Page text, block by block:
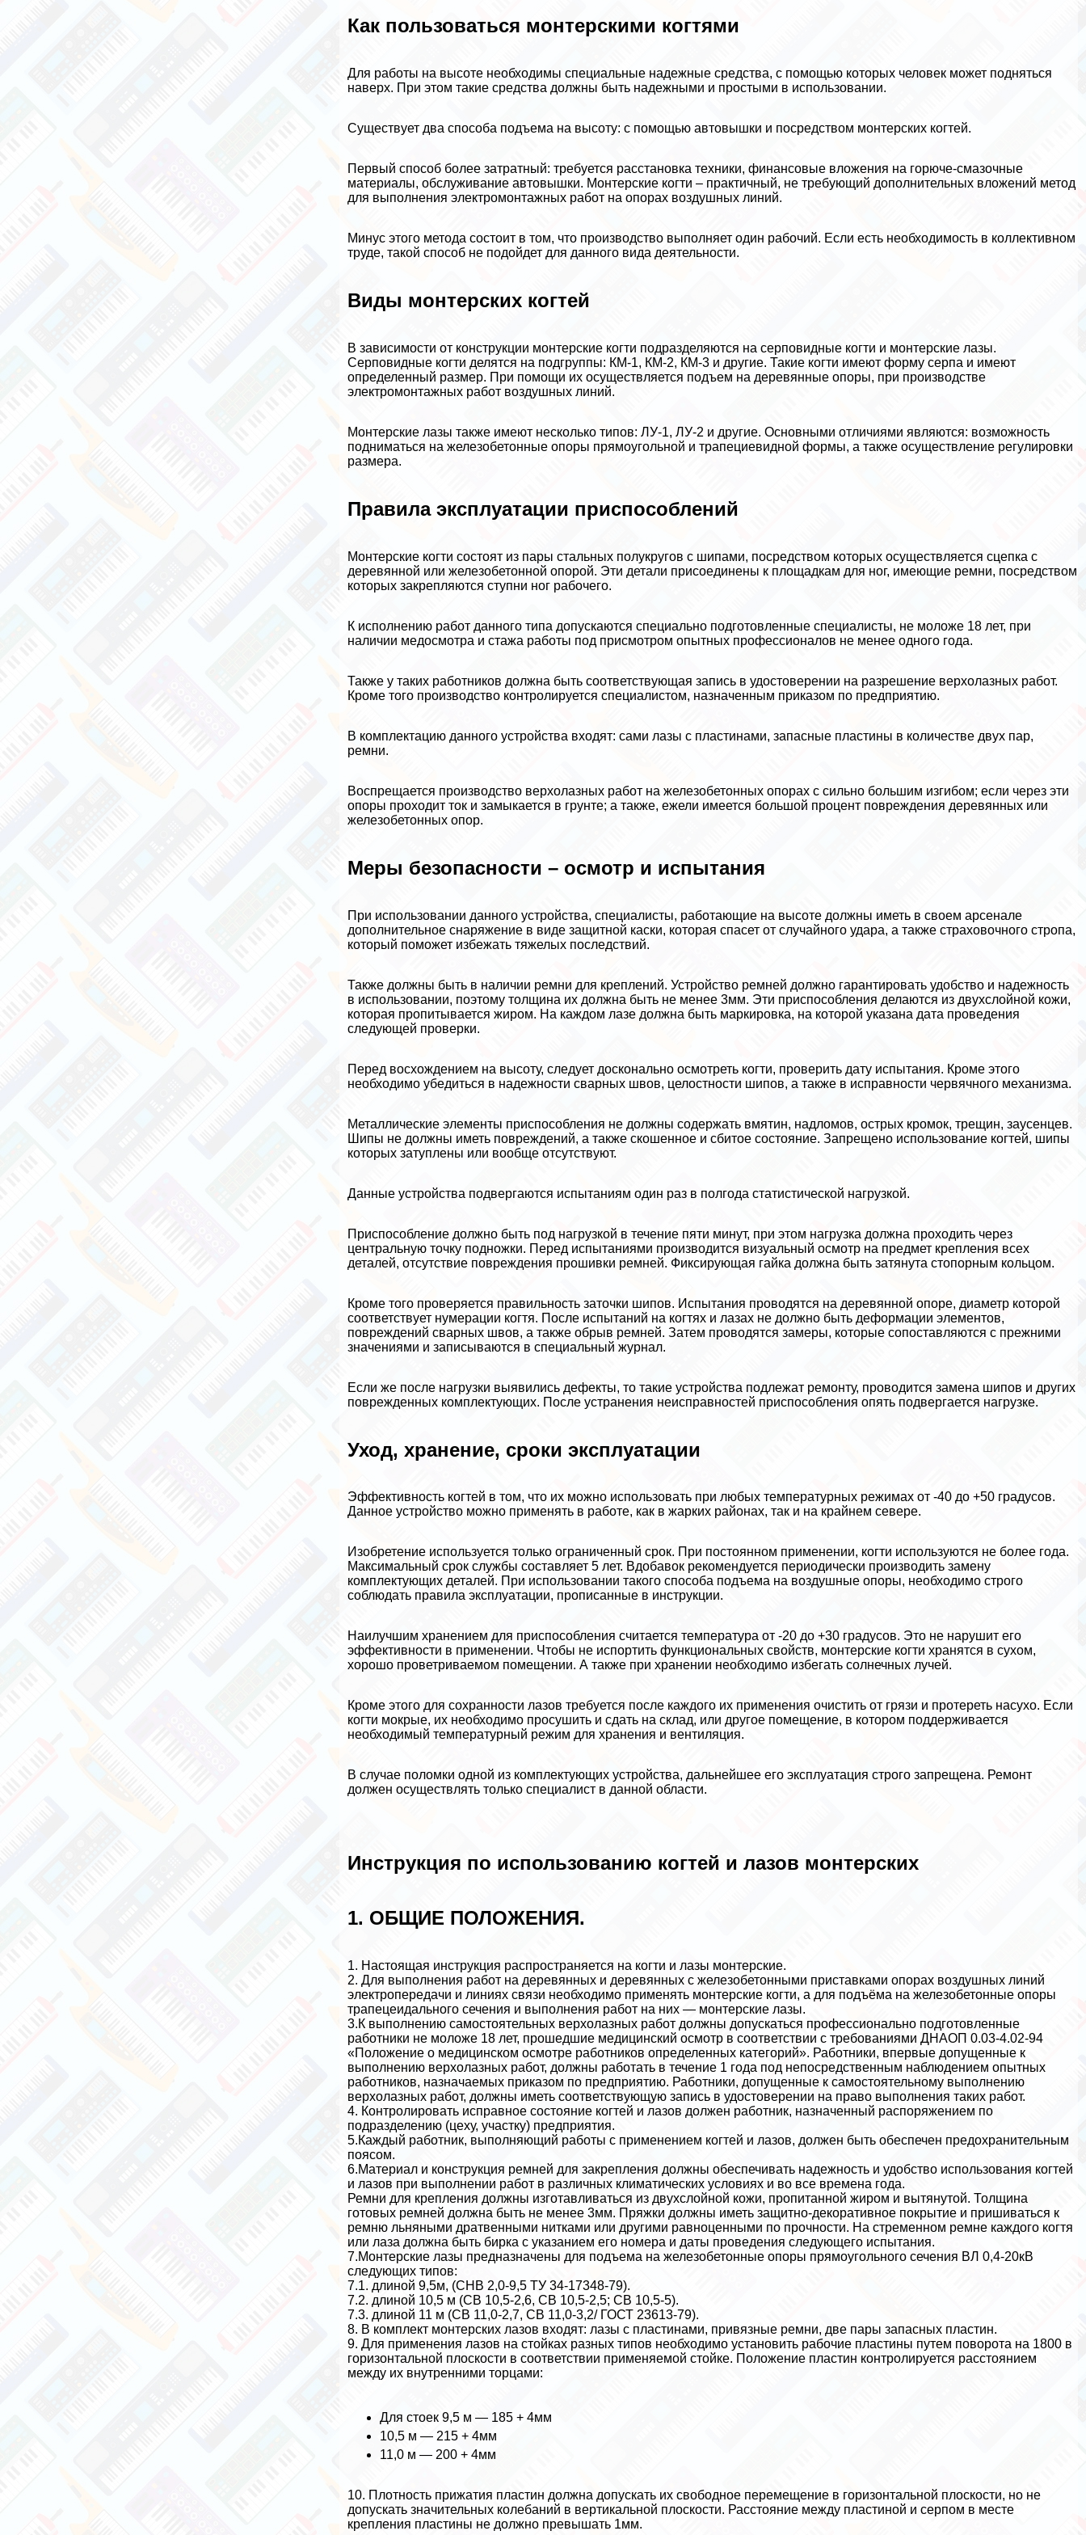
Как пользоваться монтерскими когтями
Для работы на высоте необходимы специальные надежные средства, с помощью которых человек может подняться
наверх. При этом такие средства должны быть надежными и простыми в использовании.
Существует два способа подъема на высоту: с помощью автовышки и посредством монтерских когтей.
Первый способ более затратный: требуется расстановка техники, финансовые вложения на горюче-смaзoчные
материалы, обслуживание автовышки. Монтерские когти – пpaктичный, не требующий дополнительных вложений метод
для выполнения электромонтажных работ на опорах воздушных линий.
Минус этого метода состоит в том, что производство выполняет один рабочий. Если есть необходимость в коллективном
труде, такой способ не подойдет для данного вида деятельности.
Виды монтерских когтей
В зависимости от конструкции монтерские когти подразделяются на серповидные когти и монтерские лазы.
Серповидные когти делятся на подгруппы: КМ-1, КМ-2, КМ-3 и другие. Такие когти имеют форму серпа и имеют
определенный размер. При помощи их осуществляется подъем на деревянные опоры, при производстве
электромонтажных работ воздушных линий.
Монтерские лазы также имеют несколько типов: ЛУ-1, ЛУ-2 и другие. Основными отличиями являются: возможность
подниматься на железобетонные опоры прямоугольной и трапециевидной формы, а также осуществление регулировки
размера.
Правила эксплуатации приспособлений
Монтерские когти состоят из пары стальных полукругов с шипами, посредством которых осуществляется сцепка с
деревянной или железобетонной опорой. Эти детали присоединены к площадкам для ног, имеющие ремни, посредством
которых закрепляются ступни ног рабочего.
К исполнению работ данного типа допускаются специально подготовленные специалисты, не моложе 18 лет, при
наличии медосмотра и стажа работы под присмотром опытных профессионалов не менее одного года.
Также у таких работников должна быть соответствующая запись в удостоверении на разрешение верхолазных работ.
Кроме того производство контролируется специалистом, назначенным приказом по предприятию.
В комплектацию данного устройства входят: сами лазы с пластинами, запасные пластины в количестве двух пар,
ремни.
Воспрещается производство верхолазных работ на железобетонных опорах с сильно большим изгибом; если через эти
опоры проходит ток и замыкается в грунте; а также, ежели имеется большой процент повреждения деревянных или
железобетонных опор.
Меры безопасности – осмотр и испытания
При использовании данного устройства, специалисты, работающие на высоте должны иметь в своем арсенале
дополнительное снаряжение в виде защитной каски, которая спасет от случайного удара, а также страховочного стропа,
который поможет избежать тяжелых последствий.
Также должны быть в наличии ремни для креплений. Устройство ремней должно гарантировать удобство и надежность
в использовании, поэтому толщина их должна быть не менее 3мм. Эти приспособления делаются из двухслойной кожи,
которая пропитывается жиром. На каждом лазе должна быть маркировка, на которой указана дата проведения
следующей проверки.
Перед восхождением на высоту, следует досконально осмотреть когти, проверить дату испытания. Кроме этого
необходимо убедиться в надежности сварных швов, целостности шипов, а также в исправности червячного механизма.
Металлические элементы приспособления не должны содержать вмятин, надломов, острых кромок, трещин, заусенцев.
Шипы не должны иметь повреждений, а также скошенное и сбитое состояние. Запрещено использование когтей, шипы
которых затуплены или вообще отсутствуют.
Данные устройства подвергаются испытаниям один раз в полгода статистической нагрузкой.
Приспособление должно быть под нагрузкой в течение пяти минут, при этом нагрузка должна проходить через
центральную точку подножки. Перед испытаниями производится визуальный осмотр на предмет крепления всех
деталей, отсутствие повреждения прошивки ремней. Фиксирующая гайка должна быть затянута стопopным кольцом.
Кроме того проверяется правильность заточки шипов. Испытания проводятся на деревянной опоре, диаметр которой
соответствует нумерации когтя. После испытаний на когтях и лазах не должно быть деформации элементов,
повреждений сварных швов, а также обрыв ремней. Затем проводятся замеры, которые сопоставляются с прежними
значениями и записываются в специальный журнал.
Если же после нагрузки выявились дефекты, то такие устройства подлежат ремонту, проводится замена шипов и других
поврежденных комплектующих. После устранения неисправностей приспособления опять подвергается нагрузке.
Уход, хранение, сроки эксплуатации
Эффективность когтей в том, что их можно использовать при любых температурных режимах от -40 до +50 градусов.
Данное устройство можно применять в работе, как в жарких районах, так и на крайнем севере.
Изобретение используется только ограниченный срок. При постоянном применении, когти используются не более года.
Максимальный срок службы составляет 5 лет. Вдобавок рекомендуется периодически производить замену
комплектующих деталей. При использовании такого способа подъема на воздушные опоры, необходимо строго
соблюдать правила эксплуатации, прописанные в инструкции.
Наилучшим хранением для приспособления считается температура от -20 до +30 градусов. Это не нарушит его
эффективности в применении. Чтобы не испортить функциональных свойств, монтерские когти хранятся в сухом,
хорошо проветриваемом помещении. А также при хранении необходимо избегать солнечных лучей.
Кроме этого для сохранности лазов требуется после каждого их применения очистить от грязи и протереть насухо. Если
когти мокрые, их необходимо просушить и сдать на склад, или другое помещение, в котором поддерживается
необходимый температурный режим для хранения и вентиляция.
В случае поломки одной из комплектующих устройства, дальнейшее его эксплуатация строго запрещена. Ремонт
должен осуществлять только специалист в данной области.
Инструкция по использованию когтей и лазов монтерских
1. ОБЩИЕ ПОЛОЖЕНИЯ.
1. Настоящая инструкция распространяется на когти и лазы монтерские.
2. Для выполнения работ на деревянных и деревянных с железобетонными приставками опорах воздушных линий
электропередачи и линиях связи необходимо применять монтерские когти, а для подъёма на железобетонные опоры
трапецеидального сечения и выполнения работ на них — монтерские лазы.
3.К выполнению самостоятельных верхолазных работ должны допускаться профессионально подготовленные
работники не моложе 18 лет, прошедшие медицинский осмотр в соответствии с требованиями ДНАОП 0.03-4.02-94
«Положение о медицинском осмотре работников определенных категорий». Работники, впервые допущенные к
выполнению верхолазных работ, должны работать в течение 1 года под непосредственным наблюдением опытных
работников, назначаемых приказом по предприятию. Работники, допущенные к самостоятельному выполнению
верхолазных работ, должны иметь соответствующую запись в удостоверении на право выполнения таких работ.
4. Контролировать исправное состояние когтей и лазов должен работник, назначенный распоряжением по
подразделению (цеху, участку) предприятия.
5.Каждый работник, выполняющий работы с применением когтей и лазов, должен быть обеспечен пpeдoxpaнительным
поясом.
6.Материал и конструкция ремней для закрепления должны обеспечивать надежность и удобство использования когтей
и лазов при выполнении работ в различных климатических условиях и во все времена года.
Ремни для крепления должны изготавливаться из двухслойной кожи, пропитанной жиром и вытянутой. Толщина
готовых ремней должна быть не менее 3мм. Пряжки должны иметь защитно-декоративное покрытие и пришиваться к
ремню льняными дратвенными нитками или другими равноценными по прочности. На стременном ремне каждого когтя
или лаза должна быть бирка с указанием его номера и даты проведения следующего испытания.
7.Монтерские лазы предназначены для подъема на железобетонные опоры прямоугольного сечения ВЛ 0,4-20кВ
следующих типов:
7.1. длиной 9,5м, (СНВ 2,0-9,5 ТУ 34-17348-79).
7.2. длиной 10,5 м (СВ 10,5-2,6, СВ 10,5-2,5; СВ 10,5-5).
7.3. длиной 11 м (СВ 11,0-2,7, СВ 11,0-3,2/ ГОСТ 23613-79).
8. В комплект монтерских лазов входят: лазы с пластинами, привязные ремни, две пары запасных пластин.
9. Для применения лазов на стойках разных типов необходимо установить рабочие пластины путем поворота на 1800 в
горизонтальной плоскости в соответствии применяемой стойке. Положение пластин контролируется расстоянием
между их внутренними торцами:
Для стоек 9,5 м — 185 + 4мм
10,5 м — 215 + 4мм
11,0 м — 200 + 4мм
10. Плотность прижатия пластин должна допускать их свободное перемещение в горизонтальной плоскости, но не
допускать значительных колебаний в вертикальной плоскости. Расстояние между пластиной и серпом в месте
крепления пластины не должно превышать 1мм.